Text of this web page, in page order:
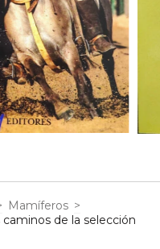
Mamíferos >
caminos de la selección